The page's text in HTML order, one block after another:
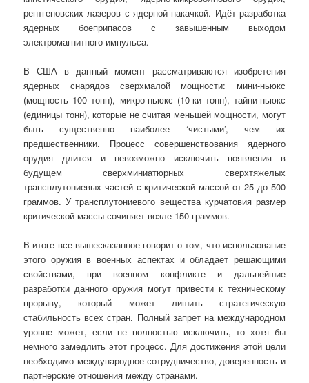
рентгеновских лазеров с ядерной накачкой. Идёт разработка
ядерных боеприпасов с завышенным выходом
электромагнитного импульса.
В США в данный момент рассматриваются изобретения
ядерных снарядов сверхмалой мощности: мини-ньюкс
(мощность 100 тонн), микро-ньюкс (10-ки тонн), тайни-ньюкс
(единицы тонн), которые не считая меньшей мощности, могут
быть существенно наиболее ‘чистыми’, чем их
предшественники. Процесс совершенствования ядерного
орудия длится и невозможно исключить появления в
будущем сверхминиатюрных сверхтяжелых
трансплутониевых частей с критической массой от 25 до 500
граммов. У трансплутониевого вещества курчатовия размер
критической массы сочиняет возле 150 граммов.
В итоге все вышесказанное говорит о том, что использование
этого оружия в военных аспектах и обладает решающими
свойствами, при военном конфликте и дальнейшие
разработки данного оружия могут привести к техническому
прорыву, который может лишить стратегическую
стабильность всех стран. Полный запрет на международном
уровне может, если не полностью исключить, то хотя бы
немного замедлить этот процесс. Для достижения этой цели
необходимо международное сотрудничество, доверенность и
партнерские отношения между странами.